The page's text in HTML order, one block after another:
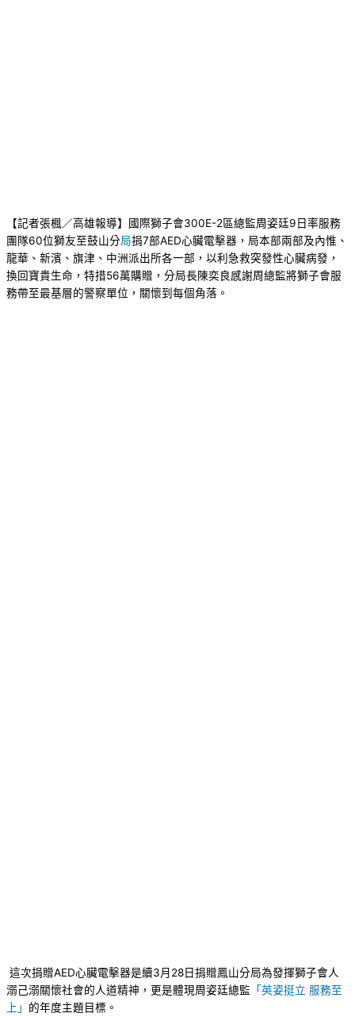
【記者張楓／高雄報導】國際獅子會300E-2區總監周姿廷9日率服務
團隊60位獅友至鼓山分局捐7部AED心臟電擊器，局本部兩部及內惟、
龍華、新濱、旗津、中洲派出所各一部，以利急救突發性心臟病發，
換回寶貴生命，特措56萬購贈，分局長陳奕良感謝周總監將獅子會服
務帶至最基層的警察單位，關懷到每個角落。
這次捐贈AED心臟電擊器是續3月28日捐贈鳳山分局為發揮獅子會人
溺己溺關懷社會的人道精神，更是體現周姿廷總監 「英姿挺立 服務至
上」 的年度主題目標。